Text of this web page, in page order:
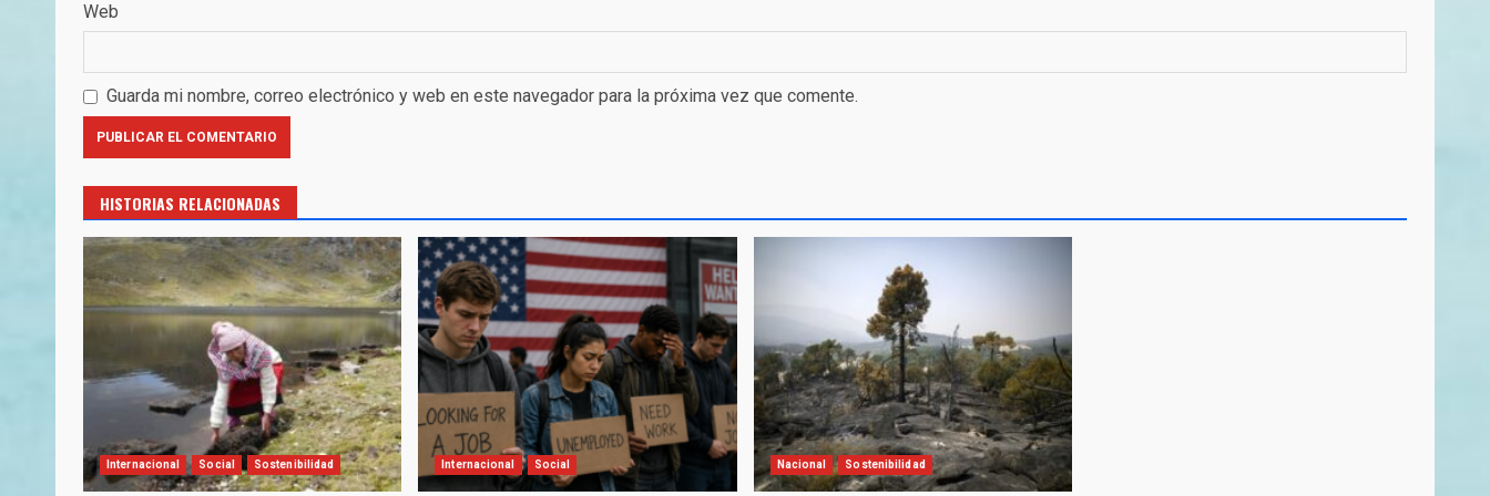
Web
Guarda mi nombre, correo electrónico y web en este navegador para la próxima vez que comente.
HISTORIAS RELACIONADAS
Internacional Social Sostenibilidad Internacional Social Nacional Sostenibilidad